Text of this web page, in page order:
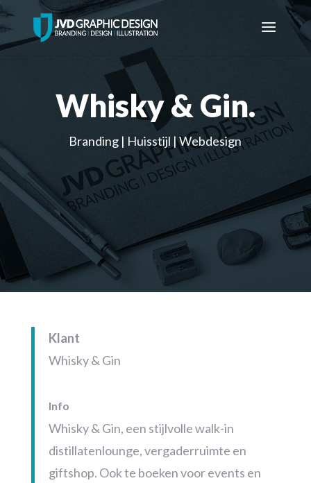
Whisky & Gin.
Branding | Huisstijl | Webdesign
Klant
Whisky & Gin
Info
Whisky & Gin, een stijlvolle walk-in
distillatenlounge, vergaderruimte en
giftshop. Ook te boeken voor events en